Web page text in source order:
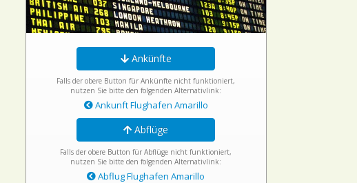
Ankünfte
Falls der obere Button für Ankünfte nicht funktioniert,
nutzen Sie bitte den folgenden Alternativlink:
Ankunft Flughafen Amarillo
Abflüge
Falls der obere Button für Abflüge nicht funktioniert,
nutzen Sie bitte den folgenden Alternativlink:
Abflug Flughafen Amarillo